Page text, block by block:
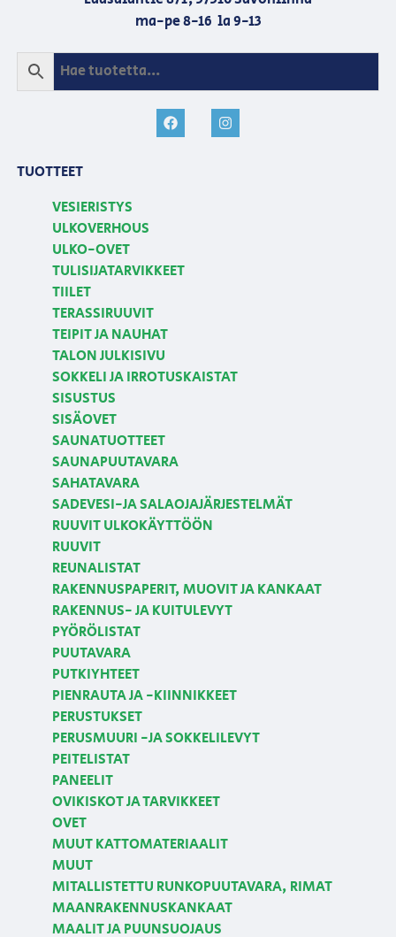
ma-pe 8-16 la 9-13
TUOTTEET
VESIERISTYS
ULKOVERHOUS
ULKO-OVET
TULISIJATARVIKKEET
TIILET
TERASSIRUUVIT
TEIPIT JA NAUHAT
TALON JULKISIVU
SOKKELI JA IRROTUSKAISTAT
SISUSTUS
SISÄOVET
SAUNATUOTTEET
SAUNAPUUTAVARA
SAHATAVARA
SADEVESI-JA SALAOJAJÄRJESTELMÄT
RUUVIT ULKOKÄYTTÖÖN
RUUVIT
REUNALISTAT
RAKENNUSPAPERIT, MUOVIT JA KANKAAT
RAKENNUS- JA KUITULEVYT
PYÖRÖLISTAT
PUUTAVARA
PUTKIYHTEET
PIENRAUTA JA -KIINNIKKEET
PERUSTUKSET
PERUSMUURI -JA SOKKELILEVYT
PEITELISTAT
PANEELIT
OVIKISKOT JA TARVIKKEET
OVET
MUUT KATTOMATERIAALIT
MUUT
MITALLISTETTU RUNKOPUUTAVARA, RIMAT
MAANRAKENNUSKANKAAT
MAALIT JA PUUNSUOJAUS